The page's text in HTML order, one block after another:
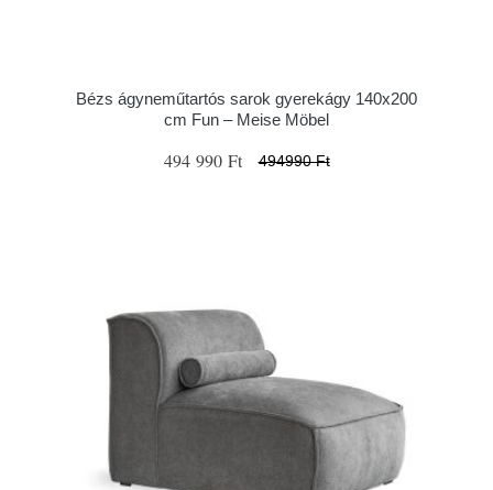
Bézs ágyneműtartós sarok gyerekágy 140x200
cm Fun – Meise Möbel
494 990 Ft 494990 Ft